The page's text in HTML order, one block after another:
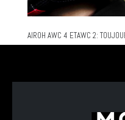
AIROH AWC 4 ETAWC 2: